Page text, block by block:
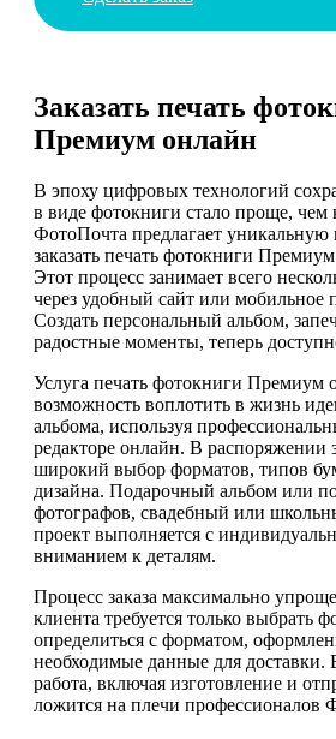
Заказать печать
Премиум онлайн
В эпоху цифровых технологий
в виде фотокниги стало проще, чем
ФотоПочта предлагает уникальную
заказать печать фотокниги
Этот процесс занимает всего
через удобный сайт или мобильное
Создать персональный альбом,
радостные моменты, теперь
Услуга печать фотокниги Премиум
возможность воплотить в жизнь
альбома, используя
редакторе онлайн. В распоряжении
широкий выбор форматов, типов
дизайна. Подарочный альбом или
фотографов, свадебный или
проект выполняется с
вниманием к деталям.
Процесс заказа максимально
клиента требуется только выбрать
определиться с форматом,
необходимые данные для доставки.
работа, включая изготовление и
ложится на плечи профессионалов